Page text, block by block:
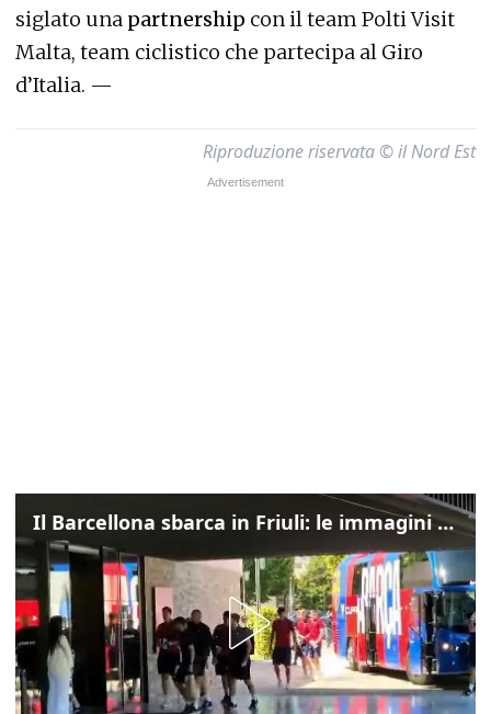
siglato una partnership con il team Polti Visit
Malta, team ciclistico che partecipa al Giro
d’Italia. —
Riproduzione riservata © il Nord Est
Il Barcellona sbarca in Friuli: le immagini dell'arrivo in albergo